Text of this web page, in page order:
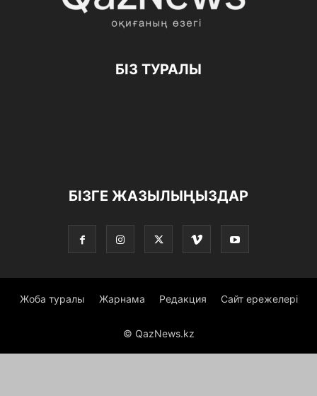
БІЗ ТУРАЛЫ
БІЗГЕ ЖАЗЫЛЫҢЫЗДАР
Жоба туралы Жарнама Редакция Сайт ережелері
© QazNews.kz